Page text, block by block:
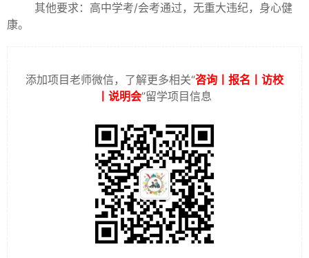
其他要求：高中学考/会考通过，无重大违纪，身心健
康。
添加项目老师微信，了解更多相关“咨询丨报名丨访校
丨说明会”留学项目信息